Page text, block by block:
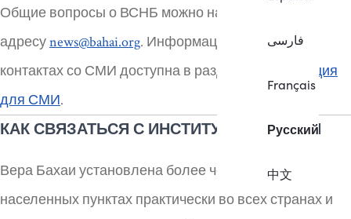
فارسی
Français
Русский
中文
Общие вопросы о ВСНБ можно направлять по
адресуnews@bahai.org. Информация о новостях и
контактах со СМИ доступна в разделе
Информация
для СМИ.
КАК СВЯЗАТЬСЯ С ИНСТИТУТАМИ БАХАИ
Вера Бахаи установлена более чем в 100 000
населенных пунктах практически во всех странах и